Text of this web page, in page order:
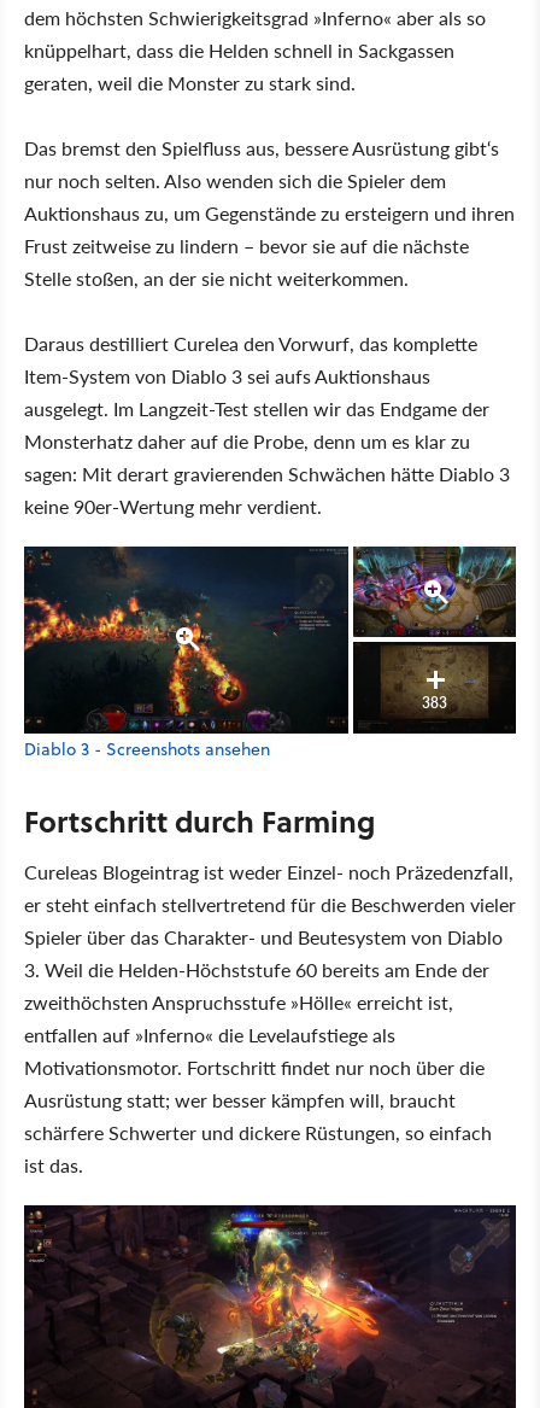
dem höchsten Schwierigkeitsgrad »Inferno« aber als so
knüppelhart, dass die Helden schnell in Sackgassen
geraten, weil die Monster zu stark sind.
Das bremst den Spielfluss aus, bessere Ausrüstung gibt‘s
nur noch selten. Also wenden sich die Spieler dem
Auktionshaus zu, um Gegenstände zu ersteigern und ihren
Frust zeitweise zu lindern – bevor sie auf die nächste
Stelle stoßen, an der sie nicht weiterkommen.
Daraus destilliert Curelea den Vorwurf, das komplette
Item-System von Diablo 3 sei aufs Auktionshaus
ausgelegt. Im Langzeit-Test stellen wir das Endgame der
Monsterhatz daher auf die Probe, denn um es klar zu
sagen: Mit derart gravierenden Schwächen hätte Diablo 3
keine 90er-Wertung mehr verdient.
383
Diablo 3 - Screenshots ansehen
Fortschritt durch Farming
Cureleas Blogeintrag ist weder Einzel- noch Präzedenzfall,
er steht einfach stellvertretend für die Beschwerden vieler
Spieler über das Charakter- und Beutesystem von Diablo
3. Weil die Helden-Höchststufe 60 bereits am Ende der
zweithöchsten Anspruchsstufe »Hölle« erreicht ist,
entfallen auf »Inferno« die Levelaufstiege als
Motivationsmotor. Fortschritt findet nur noch über die
Ausrüstung statt; wer besser kämpfen will, braucht
schärfere Schwerter und dickere Rüstungen, so einfach
ist das.